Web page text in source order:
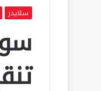
سلايدر